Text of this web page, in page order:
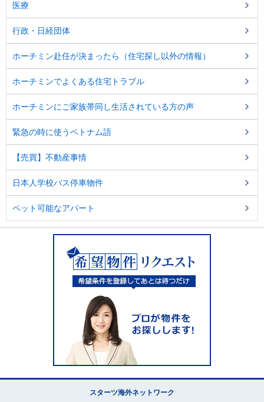
医療
行政・日経団体
ホーチミン赴任が決まったら（住宅探し以外の情報）
ホーチミンでよくある住宅トラブル
ホーチミンにご家族帯同し生活されている方の声
緊急の時に使うベトナム語
【売買】不動産事情
日本人学校バス停車物件
ペット可能なアパート
スターツ海外ネットワーク